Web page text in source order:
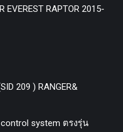
EVEREST RAPTOR 2015-
209 ) RANGER&
system ตรงรุ่น